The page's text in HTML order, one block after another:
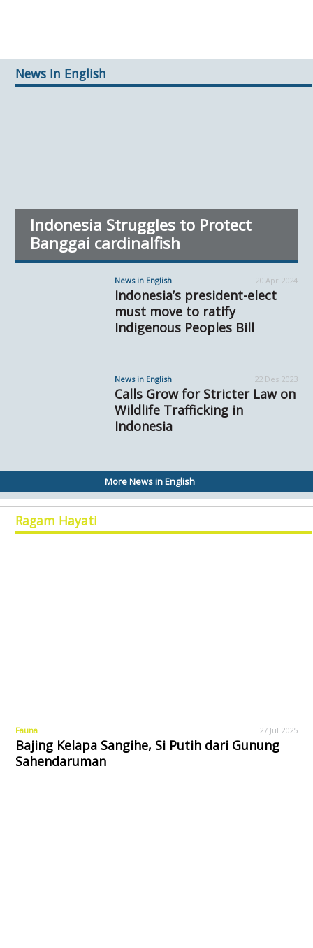
News In English
Indonesia Struggles to Protect
Banggai cardinalfish
News in English 20 Apr 2024
Indonesia’s president-elect
must move to ratify
Indigenous Peoples Bill
News in English 22 Des 2023
Calls Grow for Stricter Law on
Wildlife Trafficking in
Indonesia
More News in English
Ragam Hayati
Fauna 27 Jul 2025
Bajing Kelapa Sangihe, Si Putih dari Gunung
Sahendaruman